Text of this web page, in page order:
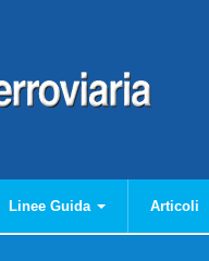
Linee Guida Articoli